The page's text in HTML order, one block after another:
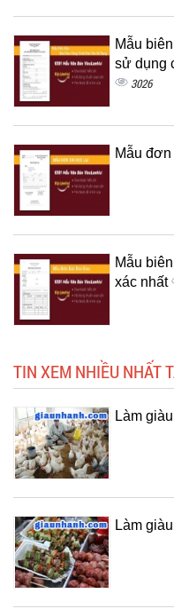
Mẫu
sử dụng
3026
Mẫu
Mẫu
xác nhất
TIN XEM NHIỀU NHẤT
Làm
Làm